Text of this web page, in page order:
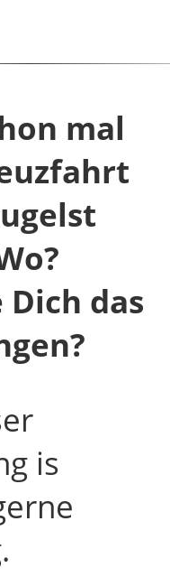
mal
das
is